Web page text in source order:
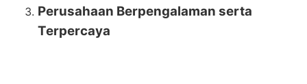
Perusahaan Berpengalaman serta
Terpercaya